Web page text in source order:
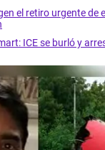
el retiro urgente
ICE se burló y